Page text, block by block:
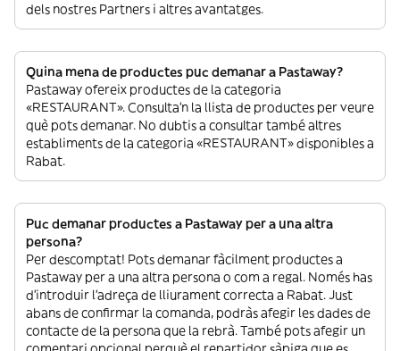
dels nostres Partners i altres avantatges.
Quina mena de productes puc demanar a Pastaway?
Pastaway ofereix productes de la categoria
«RESTAURANT». Consulta’n la llista de productes per veure
què pots demanar. No dubtis a consultar també altres
establiments de la categoria «RESTAURANT» disponibles a
Rabat.
Puc demanar productes a Pastaway per a una altra
persona?
Per descomptat! Pots demanar fàcilment productes a
Pastaway per a una altra persona o com a regal. Només has
d’introduir l’adreça de lliurament correcta a Rabat. Just
abans de confirmar la comanda, podràs afegir les dades de
contacte de la persona que la rebrà. També pots afegir un